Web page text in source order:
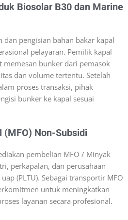
Biosolar B30 dan Marine
dan pengisian bahan bakar kapal
pelayaran. Pemilik kapal
memesan bunker dari pemasok
dan volume tertentu. Setelah
proses transaksi, pihak
bunker ke kapal sesuai
(MFO) Non-Subsidi
pembelian MFO / Minyak
perkapalan, dan perusahaan
(PLTU). Sebagai transportir MFO
untuk meningkatkan
layanan secara profesional.